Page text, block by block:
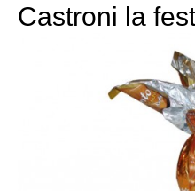
Castroni la